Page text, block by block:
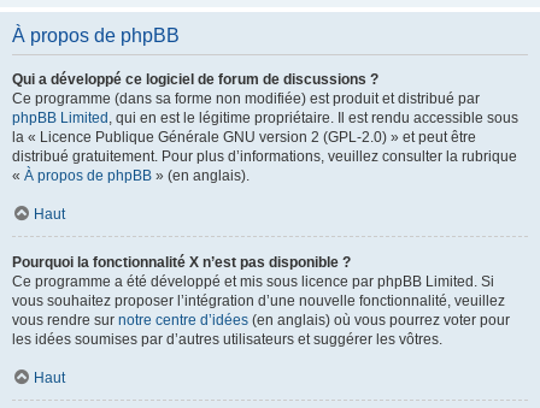
À propos de phpBB
Qui a développé ce logiciel de forum de discussions ?
Ce programme (dans sa forme non modifiée) est produit et distribué par
phpBB Limited , qui en est le légitime propriétaire. Il est rendu accessible sous
la « Licence Publique Générale GNU version 2 (GPL-2.0) » et peut être
distribué gratuitement. Pour plus d’informations, veuillez consulter la rubrique
« À propos de phpBB » (en anglais).
Haut
Pourquoi la fonctionnalité X n’est pas disponible ?
Ce programme a été développé et mis sous licence par phpBB Limited. Si
vous souhaitez proposer l’intégration d’une nouvelle fonctionnalité, veuillez
vous rendre sur notre centre d’idées (en anglais) où vous pourrez voter pour
les idées soumises par d’autres utilisateurs et suggérer les vôtres.
Haut